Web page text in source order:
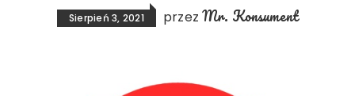
Sierpień 3, 2021 przezMr. Konsument